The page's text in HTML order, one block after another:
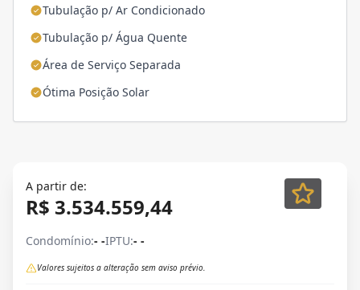
Tubulação p/ Ar Condicionado
Tubulação p/ Água Quente
Área de Serviço Separada
Ótima Posição Solar
A partir de:
R$ 3.534.559,44
Condomínio:- -IPTU:- -
Valores sujeitos a alteração sem aviso prévio.